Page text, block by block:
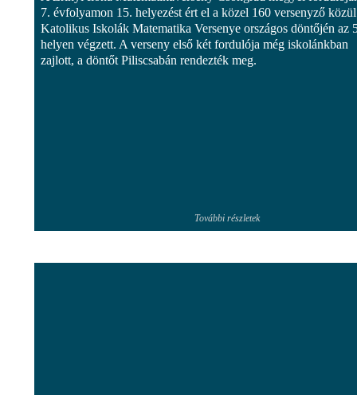
7. évfolyamon 15. helyezést ért el a közel 160 versenyző
Katolikus Iskolák Matematika Versenye országos döntőjén az
helyen végzett. A verseny első két fordulója még iskolánkban
zajlott, a döntőt Piliscsabán rendezték meg.
További részletek